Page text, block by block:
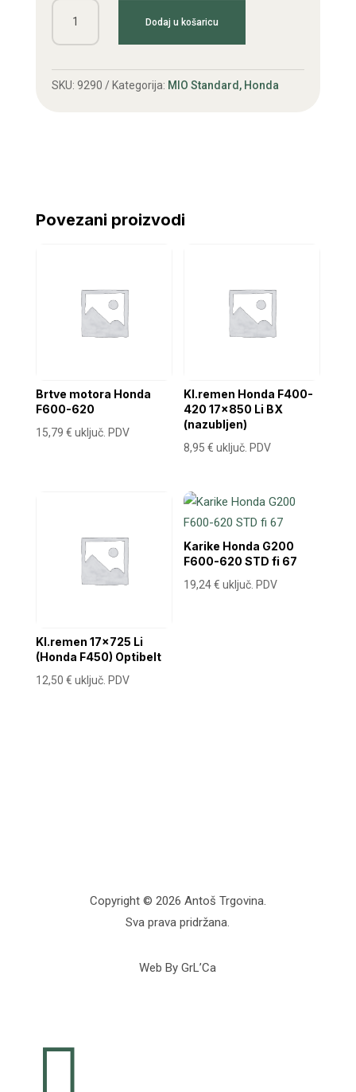
Nož
kopačice
F600-
Dodaj u košaricu
SKU: 9290 Kategorija: MIO Standard, Honda
Povezani proizvodi
Brtve motora Honda
F600-620
15,79 € uključ. PDV
Kl.remen Honda F400-
420 17×850 Li BX
(nazubljen)
8,95€ uključ. PDV
Kl.remen 17×725 Li
(Honda F450) Optibelt
12,50 € uključ. PDV
Karike Honda G200
F600-620 STD fi 67
19,24€ uključ. PDV
Copyright © 2026 Antoš Trgovina.
Sva prava pridržana.
Web By GrL’Ca
